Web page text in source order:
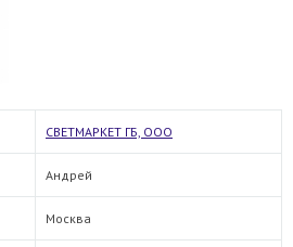
СВЕТМАРКЕТ ГБ, ООО
Андрей
Москва